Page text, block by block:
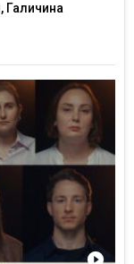
Галичина